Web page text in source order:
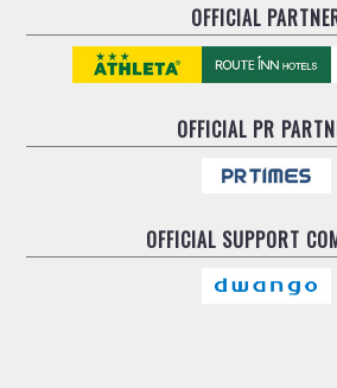
OFFICIAL
OFFICIALPR
OFFICIAL SUPPORT